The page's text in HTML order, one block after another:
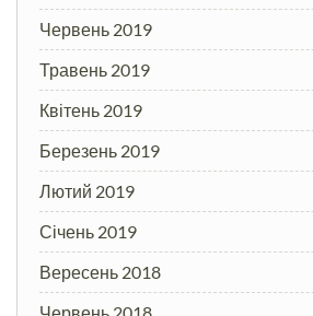
Червень 2019
Травень 2019
Квітень 2019
Березень 2019
Лютий 2019
Січень 2019
Вересень 2018